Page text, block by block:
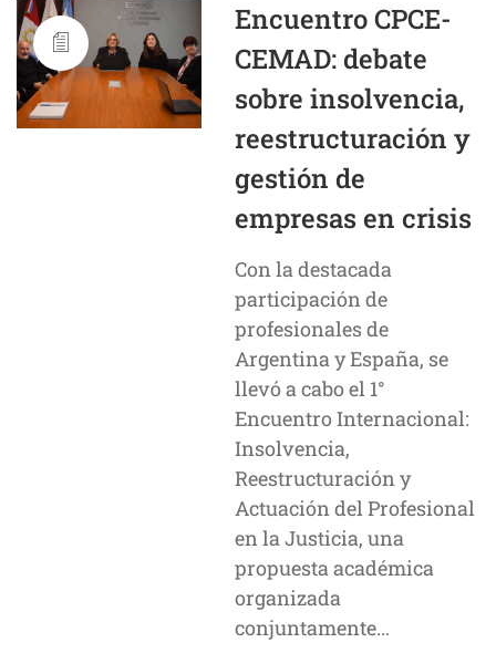
Encuentro CPCE-
CEMAD: debate
sobre insolvencia,
reestructuración y
gestión de
empresas en crisis
Con la destacada
participación de
profesionales de
Argentina y España, se
llevó a cabo el 1°
Encuentro Internacional:
Insolvencia,
Reestructuración y
Actuación del Profesional
en la Justicia, una
propuesta académica
organizada
conjuntamente…